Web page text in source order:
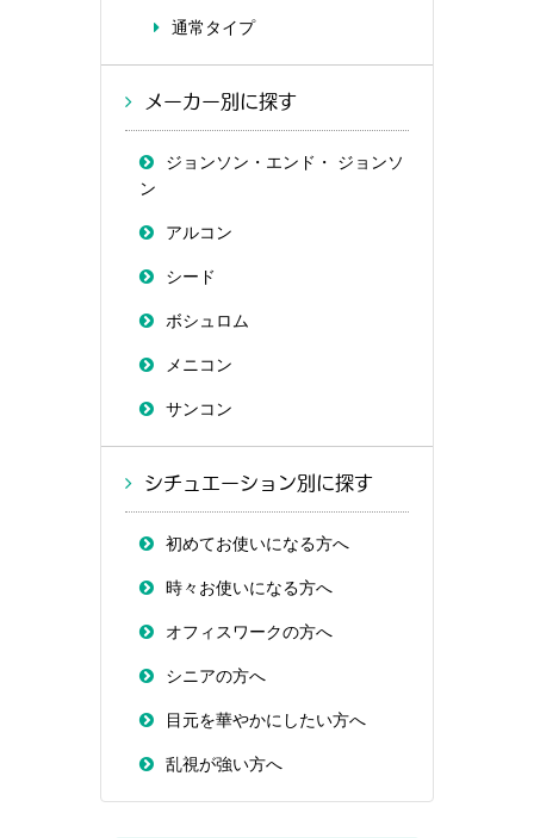
通常タイプ
メーカー別に探す
ジョンソン・エンド・ ジョンソ
ン
アルコン
シード
ボシュロム
メニコン
サンコン
シチュエーション別に探す
初めてお使いになる方へ
時々お使いになる方へ
オフィスワークの方へ
シニアの方へ
目元を華やかにしたい方へ
乱視が強い方へ